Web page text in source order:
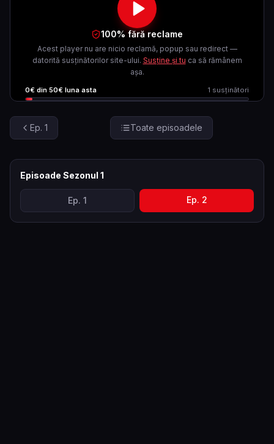
100% fără reclame
Acest player nu are nicio reclamă, popup sau redirect —
datorită susținătorilor site-ului. Susține și tu ca să rămânem
așa.
0€ din 50€ luna asta 1 susținători
Ep. 1 Toate episoadele
Episoade Sezonul 1
Ep. 1 Ep. 2